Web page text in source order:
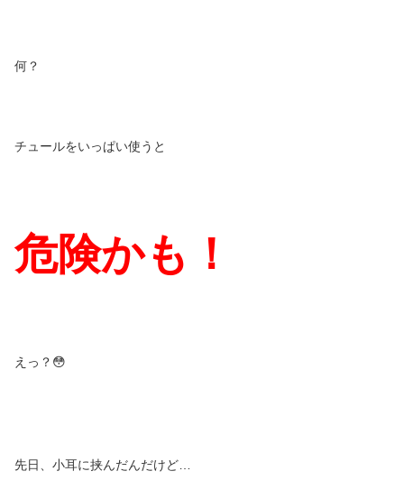
何？
チュールをいっぱい使うと
危険かも！
えっ？😳
先日、小耳に挟んだんだけど…